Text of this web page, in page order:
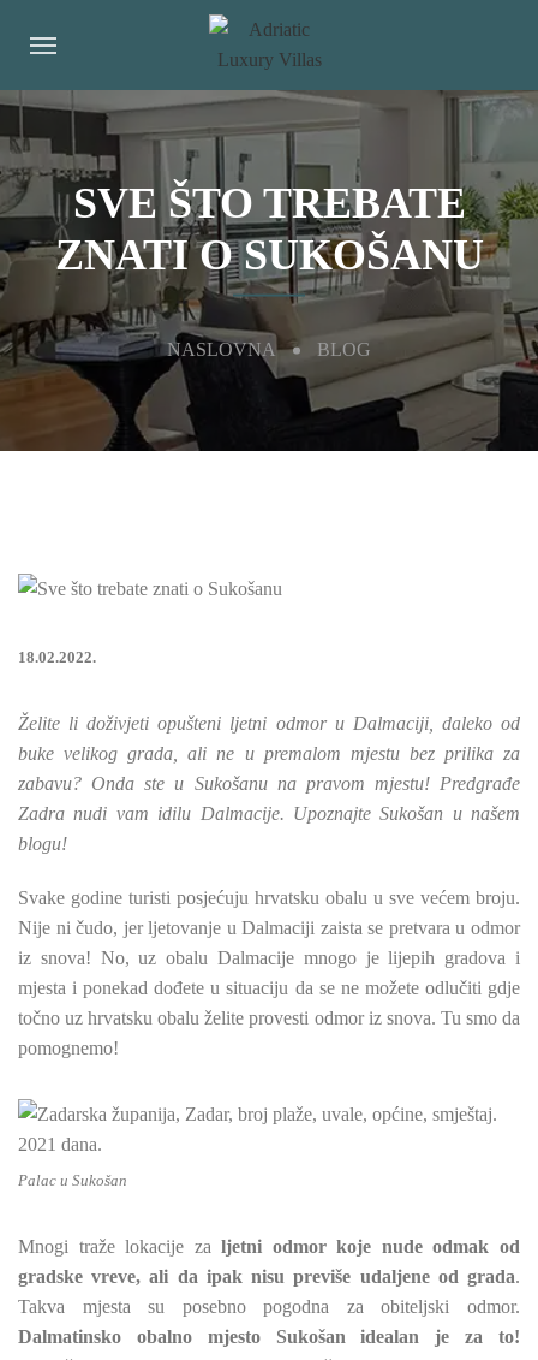
SVE ŠTO TREBATE
ZNATI O SUKOŠANU
NASLOVNA BLOG
18.02.2022.
Želite li doživjeti opušteni ljetni odmor u Dalmaciji, daleko od
buke velikog grada, ali ne u premalom mjestu bez prilika za
zabavu? Onda ste u Sukošanu na pravom mjestu! Predgrađe
Zadra nudi vam idilu Dalmacije. Upoznajte Sukošan u našem
blogu!
Svake godine turisti posjećuju hrvatsku obalu u sve većem broju.
Nije ni čudo, jer ljetovanje u Dalmaciji zaista se pretvara u odmor
iz snova! No, uz obalu Dalmacije mnogo je lijepih gradova i
mjesta i ponekad dođete u situaciju da se ne možete odlučiti gdje
točno uz hrvatsku obalu želite provesti odmor iz snova. Tu smo da
pomognemo!
Palac u Sukošan
Mnogi traže lokacije zaljetni odmor koje nude odmak od
gradske vreve, ali da ipak nisu previše udaljene od grada.
Takva mjesta su posebno pogodna za obiteljski odmor.
Dalmatinsko obalno mjesto Sukošan idealan je za to!